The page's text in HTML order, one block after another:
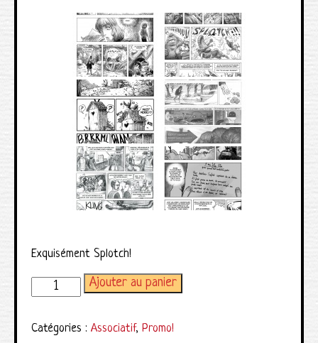
Exquisément Splotch!
quantité de Exquisément Splotch!
Ajouter au panier
Catégories : Associatif, Promo!